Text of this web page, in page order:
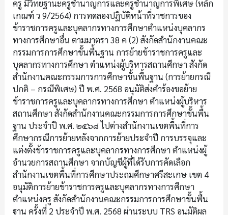
ครู มีวิทยฐานะครูชำนาญการและครูชำนาญการพิเศษ (หลัก
เกณฑ์ ว 9/2564) การทดลองปฏิบัติหน้าที่ราชการของ
ข้าราชการครูและบุคลากรทางการศึกษาตำแหน่งบุคลากร
ทางการศึกษาอื่น ตามมาตรา 38 ค (2) สังกัดสำนักงานคณะ
กรรมการการศึกษาขั้นพื้นฐาน การย้ายข้าราชการครูและ
บุคลากรทางการศึกษา ตำแหน่งผู้บริหารสถานศึกษา สังกัด
สำนักงานคณะกรรมการการศึกษาขั้นพื้นฐาน (การย้ายกรณี
ปกติ – กรณีพิเศษ) ปี พ.ศ. 2568 อนุมัติส่งคำร้องขอย้าย
ข้าราชการครูและบุคลากรทางการศึกษา ตำแหน่งผู้บริหาร
สถานศึกษา สังกัดสำนักงานคณะกรรมการการศึกษาขั้นพื้น
ฐาน ประจำปี พ.ศ. ๒๕๖๘ ไปต่างสำนักงานเขตพื้นที่การ
ศึกษากรณีการย้ายหลังจากการย้ายประจำปี การบรรจุและ
แต่งตั้งข้าราชการครูและบุคลากรทางการศึกษา ตำแหน่งผู้
อำนวยการสถานศึกษา จากบัญชีผู้ที่ได้รับการคัดเลือก
สำนักงานเขตพื้นที่การศึกษาประถมศึกษาศรีสะเกษ เขต 4
อนุมัติการย้ายข้าราชการครูและบุคลากรทางการศึกษา
ตำแหน่งครู สังกัดสำนักงานคณะกรรมการการศึกษาขั้นพื้น
ฐาน ครั้งที่ 2 ประจำปี พ.ศ. 2568 ผ่านระบบ TRS อนุมัติผล